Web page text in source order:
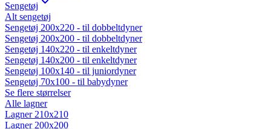
Sengetøj
Alt sengetøj
Sengetøj 200x220 - til dobbeltdyner
Sengetøj 200x200 - til dobbeltdyner
Sengetøj 140x220 - til enkeltdyner
Sengetøj 140x200 - til enkeltdyner
Sengetøj 100x140 - til juniordyner
Sengetøj 70x100 - til babydyner
Se flere størrelser
Alle lagner
Lagner 210x210
Lagner 200x200